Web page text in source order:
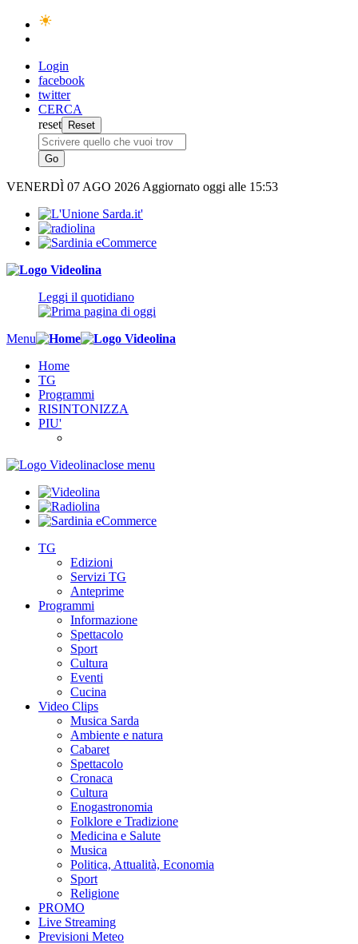
Login
facebook
twitter
CERCA
reset
VENERDÌ 07 AGO 2026 Aggiornato oggi alle 15:53
Leggi il quotidiano
Menu
Home
TG
Programmi
RISINTONIZZA
PIU'
close menu
TG
Edizioni
Servizi TG
Anteprime
Programmi
Informazione
Spettacolo
Sport
Cultura
Eventi
Cucina
Video Clips
Musica Sarda
Ambiente e natura
Cabaret
Spettacolo
Cronaca
Cultura
Enogastronomia
Folklore e Tradizione
Medicina e Salute
Musica
Politica, Attualità, Economia
Sport
Religione
PROMO
Live Streaming
Previsioni Meteo